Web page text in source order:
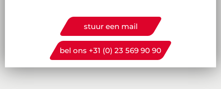
stuur een mail
bel ons +31 (0) 23 569 90 90